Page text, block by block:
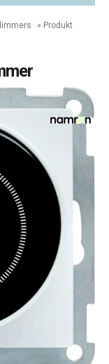
» Produkt